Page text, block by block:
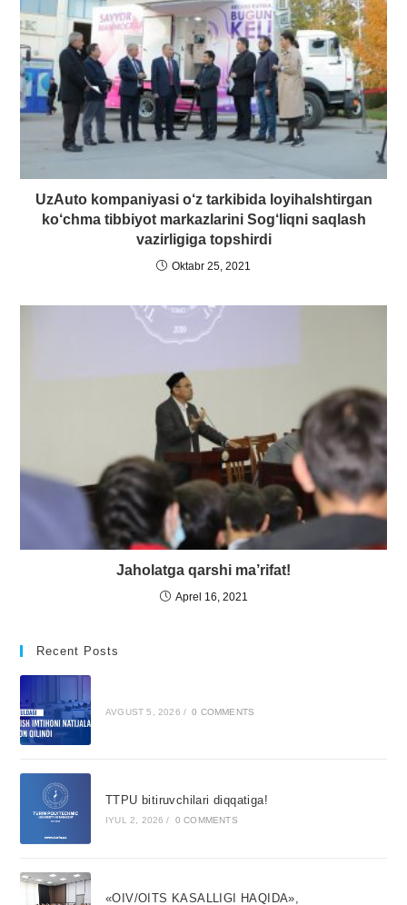
UzAuto kompaniyasi o‘z tarkibida loyihalshtirgan
ko‘chma tibbiyot markazlarini Sog‘liqni saqlash
vazirligiga topshirdi
Oktabr 25, 2021
Jaholatga qarshi ma’rifat!
Aprel 16, 2021
Recent Posts
AVGUST 5, 2026 / 0 COMMENTS
TTPU bitiruvchilari diqqatiga!
IYUL 2, 2026 / 0 COMMENTS
«OIV/OITS KASALLIGI HAQIDA»,